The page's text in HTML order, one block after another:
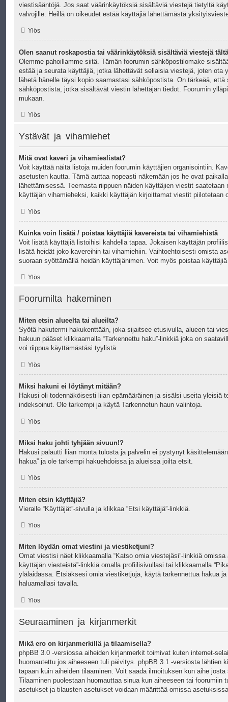
viestisääntöjä. Jos saat väärinkäytöksiä sisältäviä viestejä tietyltä
valvojille. Heillä on oikeudet estää käyttäjiä lähettämästä
Ylös
Olen saanut roskapostia tai väärinkäytöksiä sisältäviä viestejä
Olemme pahoillamme siitä. Tämän foorumin sähköpostilomake
estää ja seurata käyttäjiä, jotka lähettävät sellaisia viestejä, joten ota
lähetä hänelle täysi kopio saamastasi sähköpostista. On tärkeää,
sähköpostista, jotka sisältävät viestin lähettäjän tiedot. Foorumin
mukaan.
Ylös
Ystävät ja vihamiehet
Mitä ovat kaveri ja vihamieslistat?
Voit käyttää näitä listoja muiden foorumin käyttäjien organisointiin.
asetusten kautta. Tämä auttaa nopeasti näkemään jos he ovat
lähettämisessä. Teemasta riippuen näiden käyttäjien viestit
käyttäjän vihamieheksi, kaikki käyttäjän kirjoittamat viestit piilotetaan
Ylös
Kuinka voin lisätä / poistaa käyttäjiä kavereista tai vihamiehistä
Voit lisätä käyttäjiä listoihisi kahdella tapaa. Jokaisen käyttäjän
lisätä heidät joko kavereihin tai vihamiehiin. Vaihtoehtoisesti omista
suoraan syöttämällä heidän käyttäjänimen. Voit myös poistaa
Ylös
Foorumilta hakeminen
Miten etsin alueelta tai alueilta?
Syötä hakutermi hakukenttään, joka sijaitsee etusivulla, alueen tai
hakuun pääset klikkaamalla “Tarkennettu haku”-linkkiä joka on
voi riippua käyttämästäsi tyylistä.
Ylös
Miksi hakuni ei löytänyt mitään?
Hakusi oli todennäköisesti liian epämääräinen ja sisälsi useita yleisiä
indeksoinut. Ole tarkempi ja käytä Tarkennetun haun valintoja.
Ylös
Miksi haku johti tyhjään sivuun!?
Hakusi palautti liian monta tulosta ja palvelin ei pystynyt
hakua” ja ole tarkempi hakuehdoissa ja alueissa joilta etsit.
Ylös
Miten etsin käyttäjiä?
Vieraile “Käyttäjät”-sivulla ja klikkaa “Etsi käyttäjä”-linkkiä.
Ylös
Miten löydän omat viestini ja viestiketjuni?
Omat viestisi näet klikkaamalla “Katso omia viestejäsi”-linkkiä
käyttäjän viesteistä”-linkkiä omalla profiilisivullasi tai klikkaamalla
ylälaidassa. Etsiäksesi omia viestiketjuja, käytä tarkennettua hakua
haluamallasi tavalla.
Ylös
Seuraaminen ja kirjanmerkit
Mikä ero on kirjanmerkillä ja tilaamisella?
phpBB 3.0 -versiossa aiheiden kirjanmerkit toimivat kuten internet-
huomautettu jos aiheeseen tuli päivitys. phpBB 3.1 -versiosta lähtien
tapaan kuin aiheiden tilaaminen. Voit saada ilmoituksen kun aihe
Tilaaminen puolestaan huomauttaa sinua kun aiheeseen tai foorumiin
asetukset ja tilausten asetukset voidaan määrittää omissa